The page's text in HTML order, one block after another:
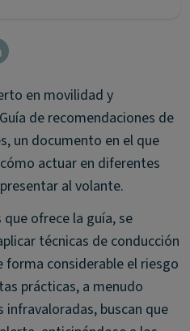
en movilidad y
de recomendaciones de
un documento en el que
actuar en diferentes
al volante.
ofrece la guía, se
técnicas de conducción
forma considerable el riesgo
prácticas, a menudo
infravaloradas, buscan que